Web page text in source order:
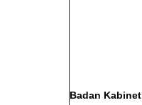
Badan Kabinet